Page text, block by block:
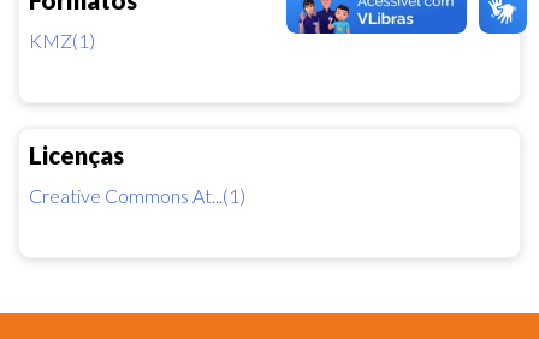
KMZ(1)
Licenças
Creative Commons At...(1)